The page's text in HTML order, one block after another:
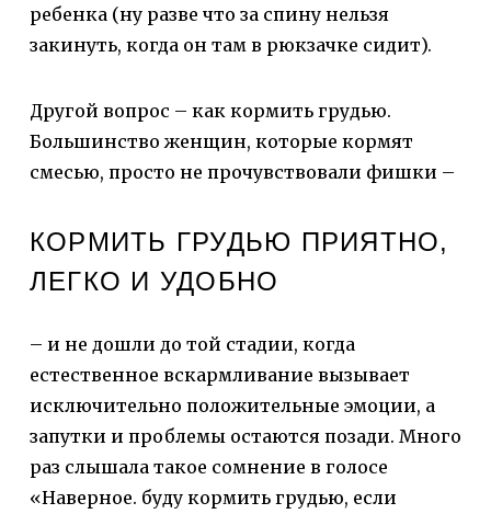
ребенка (ну разве что за спину нельзя
закинуть, когда он там в рюкзачке сидит).
Другой вопрос – как кормить грудью.
Большинство женщин, которые кормят
смесью, просто не прочувствовали фишки –
КОРМИТЬ ГРУДЬЮ ПРИЯТНО,
ЛЕГКО И УДОБНО
– и не дошли до той стадии, когда
естественное вскармливание вызывает
исключительно положительные эмоции, а
запутки и проблемы остаются позади. Много
раз слышала такое сомнение в голосе
«Наверное. буду кормить грудью, если